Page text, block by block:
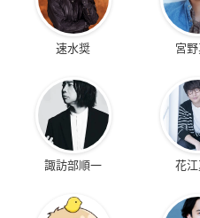
速水奨 宮
諏訪部順一 花